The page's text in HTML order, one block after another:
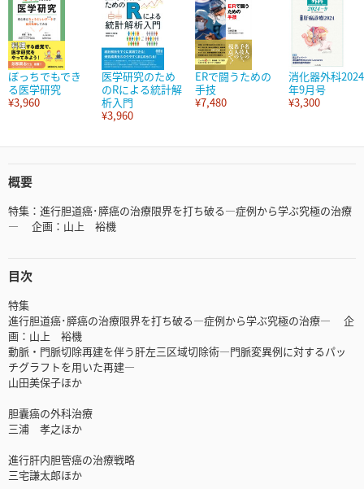
ぼっちでもでき
る医学研究
¥3,960
医学研究のため
のRによる統計解
析入門
¥3,960
ERで闘うための
手技
¥7,480
消化器外科2024
年9月号
¥3,300
概要
特集：進行胆道癌･膵癌の治療限界を打ち破る―症例から学ぶ究極の治療
― 企画：山上 裕機
目次
特集
進行胆道癌･膵癌の治療限界を打ち破る―症例から学ぶ究極の治療― 企
画：山上 裕機
動脈・門脈切除再建を伴う肝左三区域切除術―門脈変異例に対するパッ
チグラフトを用いた再建―
山田美保子ほか
胆囊癌の外科治療
三浦 孝之ほか
進行肝内胆管癌の治療戦略
三宅謙太郎ほか